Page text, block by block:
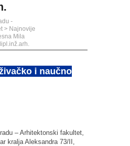
-
> Najnovije
Mila
i naučno
– Arhitektonski fakultet,
kralja Aleksandra 73/II,